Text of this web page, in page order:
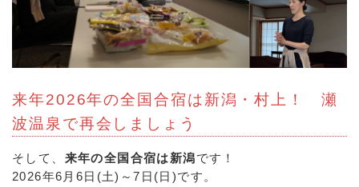
来年2026年の全国合宿は新潟・村上！ 瀬
波温泉で再会しましょう
そして、 来年の全国合宿は新潟です！
2026年6月6日(土)～7日(日)です。